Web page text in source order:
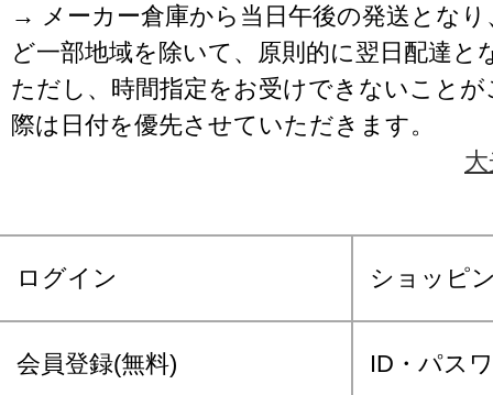
→ メーカー倉庫から当日午後の発送となり
ど一部地域を除いて、原則的に翌日配達と
ただし、時間指定をお受けできないこと
際は日付を優先させていただきます。
ログイン ショッピ
会員登録(無料) ID・パス